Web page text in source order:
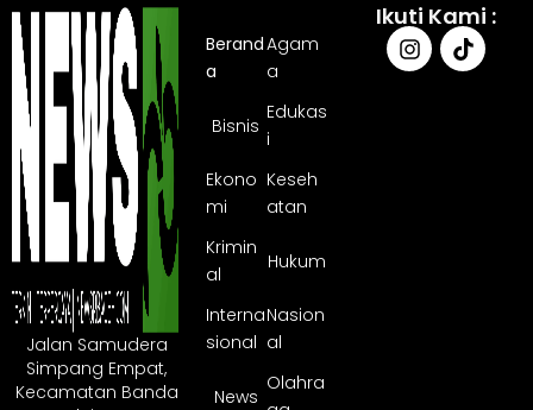
Jalan Samudera
Simpang Empat,
Kecamatan Banda
Berand
a
Agam
a
Bisnis
Edukas
i
Ekono
mi
Keseh
atan
Krimin
al
Hukum
Interna
sional
Nasion
al
News
Olahra
Ikuti Kami :